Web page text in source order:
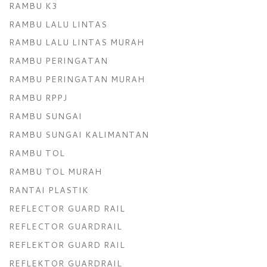
RAMBU K3
RAMBU LALU LINTAS
RAMBU LALU LINTAS MURAH
RAMBU PERINGATAN
RAMBU PERINGATAN MURAH
RAMBU RPPJ
RAMBU SUNGAI
RAMBU SUNGAI KALIMANTAN
RAMBU TOL
RAMBU TOL MURAH
RANTAI PLASTIK
REFLECTOR GUARD RAIL
REFLECTOR GUARDRAIL
REFLEKTOR GUARD RAIL
REFLEKTOR GUARDRAIL